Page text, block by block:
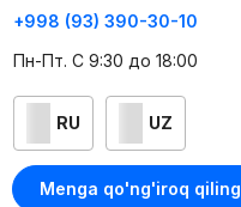
Menga qo'ng'iroq qiling
+998 (93) 390-30-10
Пн-Пт. С 9:30 до 18:00
RU UZ
Kontaktlar